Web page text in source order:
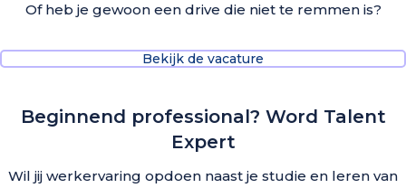
Of heb je gewoon een drive die niet te remmen is?
Bekijk de vacature
Beginnend professional? Word Talent
Expert
Wil jij werkervaring opdoen naast je studie en leren van